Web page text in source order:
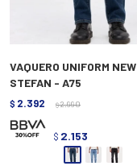
VAQUERO UNIFORM NEW
STEFAN - A75
$ 2.392 $ 2.990
$ 2.153